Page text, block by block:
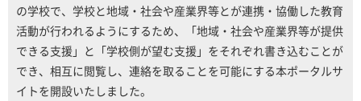
の学校で、学校と地域・社会や産業界等とが連携・協働した教育
活動が行われるようにするため、「地域・社会や産業界等が提供
できる支援」と「学校側が望む支援」をそれぞれ書き込むことが
でき、相互に閲覧し、連絡を取ることを可能にする本ポータルサ
イトを開設いたしました。